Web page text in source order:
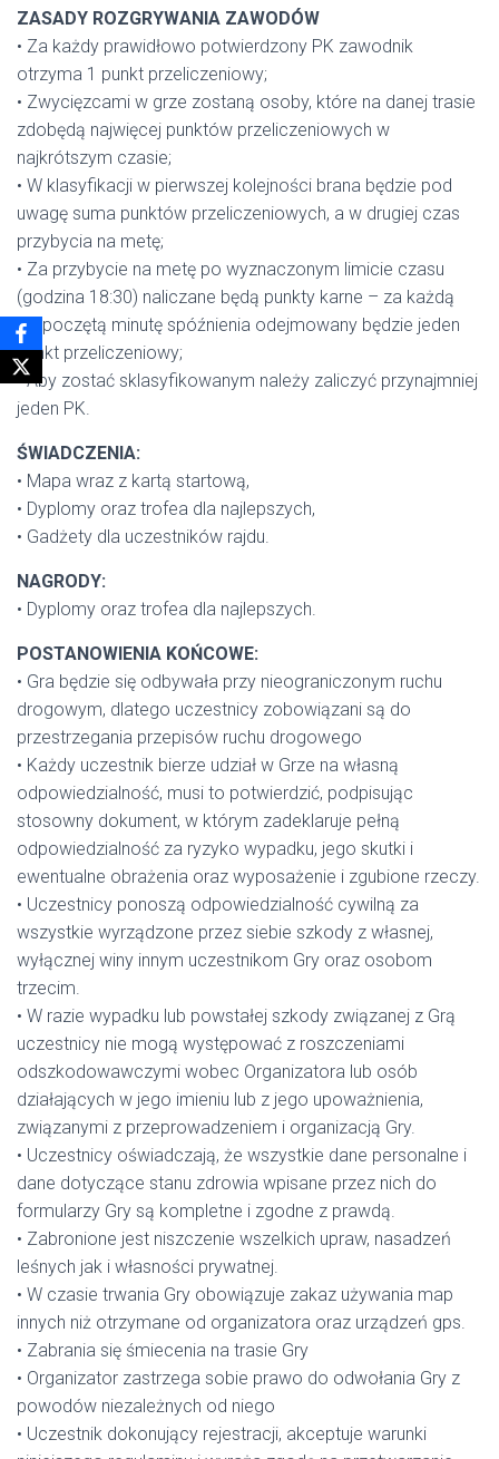
ZASADY ROZGRYWANIA ZAWODÓW
• Za każdy prawidłowo potwierdzony PK zawodnik
otrzyma 1 punkt przeliczeniowy;
• Zwycięzcami w grze zostaną osoby, które na danej trasie
zdobędą najwięcej punktów przeliczeniowych w
najkrótszym czasie;
• W klasyfikacji w pierwszej kolejności brana będzie pod
uwagę suma punktów przeliczeniowych, a w drugiej czas
przybycia na metę;
• Za przybycie na metę po wyznaczonym limicie czasu
(godzina 18:30) naliczane będą punkty karne – za każdą
rozpoczętą minutę spóźnienia odejmowany będzie jeden
punkt przeliczeniowy;
• Aby zostać sklasyfikowanym należy zaliczyć przynajmniej
jeden PK.
ŚWIADCZENIA:
• Mapa wraz z kartą startową,
• Dyplomy oraz trofea dla najlepszych,
• Gadżety dla uczestników rajdu.
NAGRODY:
• Dyplomy oraz trofea dla najlepszych.
POSTANOWIENIA KOŃCOWE:
• Gra będzie się odbywała przy nieograniczonym ruchu
drogowym, dlatego uczestnicy zobowiązani są do
przestrzegania przepisów ruchu drogowego
• Każdy uczestnik bierze udział w Grze na własną
odpowiedzialność, musi to potwierdzić, podpisując
stosowny dokument, w którym zadeklaruje pełną
odpowiedzialność za ryzyko wypadku, jego skutki i
ewentualne obrażenia oraz wyposażenie i zgubione rzeczy.
• Uczestnicy ponoszą odpowiedzialność cywilną za
wszystkie wyrządzone przez siebie szkody z własnej,
wyłącznej winy innym uczestnikom Gry oraz osobom
trzecim.
• W razie wypadku lub powstałej szkody związanej z Grą
uczestnicy nie mogą występować z roszczeniami
odszkodowawczymi wobec Organizatora lub osób
działających w jego imieniu lub z jego upoważnienia,
związanymi z przeprowadzeniem i organizacją Gry.
• Uczestnicy oświadczają, że wszystkie dane personalne i
dane dotyczące stanu zdrowia wpisane przez nich do
formularzy Gry są kompletne i zgodne z prawdą.
• Zabronione jest niszczenie wszelkich upraw, nasadzeń
leśnych jak i własności prywatnej.
• W czasie trwania Gry obowiązuje zakaz używania map
innych niż otrzymane od organizatora oraz urządzeń gps.
• Zabrania się śmiecenia na trasie Gry
• Organizator zastrzega sobie prawo do odwołania Gry z
powodów niezależnych od niego
• Uczestnik dokonujący rejestracji, akceptuje warunki